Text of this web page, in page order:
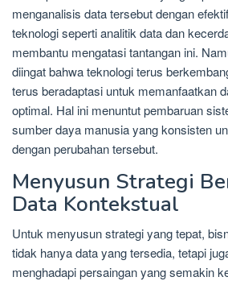
menganalisis data tersebut dengan
teknologi seperti analitik data dan
membantu mengatasi tantangan ini.
diingat bahwa teknologi terus
terus beradaptasi untuk memanfaatkan
optimal. Hal ini menuntut pembaruan
sumber daya manusia yang konsisten
dengan perubahan tersebut.
Menyusun Strategi
Data Kontekstual
Untuk menyusun strategi yang tepat,
tidak hanya data yang tersedia, tetapi
menghadapi persaingan yang semakin